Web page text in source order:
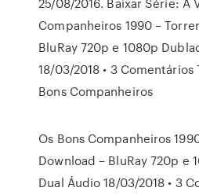
Companheiros 1990 –
BluRay 720p e 1080p
18/03/2018 • 3
Bons Companheiros
Os Bons Companheiros
Download – BluRay 720p e
Dual Áudio 18/03/2018 • 3